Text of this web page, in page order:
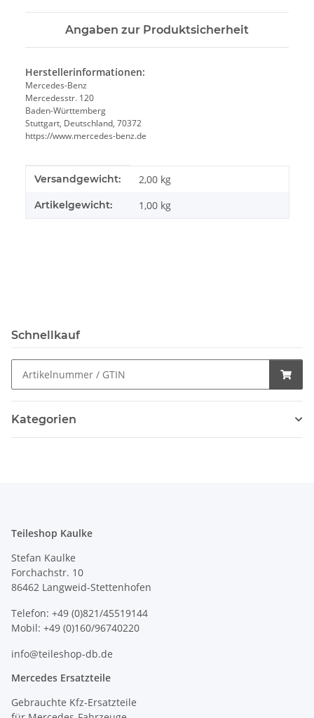
Angaben zur Produktsicherheit
Herstellerinformationen:
Mercedes-Benz
Mercedesstr. 120
Baden-Württemberg
Stuttgart, Deutschland, 70372
https://www.mercedes-benz.de
Produkteigenschaft
Wert
Versandgewicht: 2,00 kg
Artikelgewicht: 1,00 kg
Schnellkauf
Kategorien
Teileshop Kaulke
Stefan Kaulke
Forchachstr. 10
86462 Langweid-Stettenhofen
Telefon: +49 (0)821/45519144
Mobil: +49 (0)160/96740220
info@teileshop-db.de
Mercedes Ersatzteile
Gebrauchte Kfz-Ersatzteile